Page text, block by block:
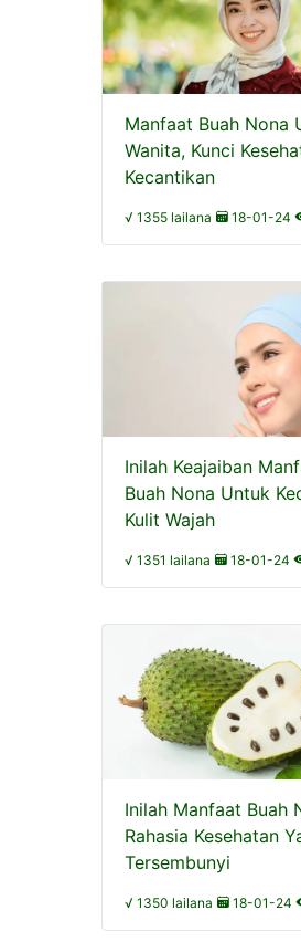
Manfaat Buah Nona
Wanita, Kunci
Kecantikan
√ 1355 lailana 18-01-24
Inilah Keajaiban
Buah Nona Untuk
Kulit Wajah
√ 1351 lailana 18-01-24
Inilah Manfaat Buah
Rahasia Kesehatan
Tersembunyi
√ 1350 lailana 18-01-24